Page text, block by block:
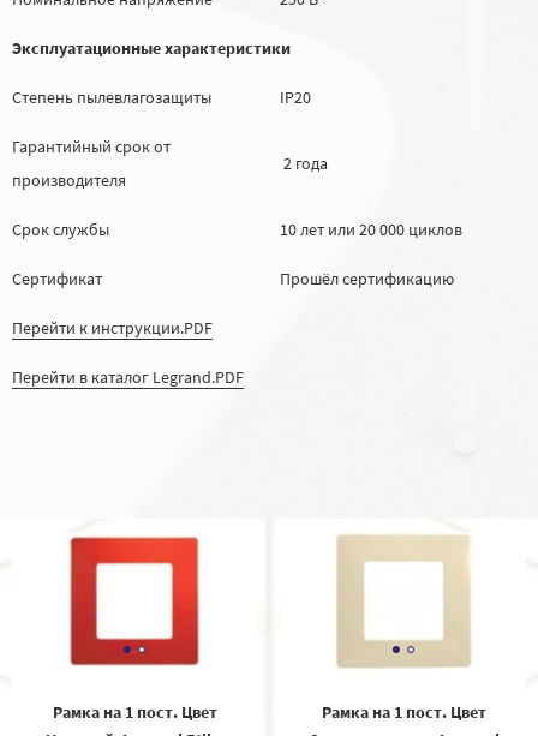
Эксплуатационные характеристики
Степень пылевлагозащиты IP20
Гарантийный срок от
производителя
2 года
Срок службы 10 лет или 20 000 циклов
Сертификат Прошёл сертификацию
Перейти к инструкции.PDF
Перейти в каталог Legrand.PDF
Рамка на 1 пост. Цвет
Рамка на 1 пост. Цвет